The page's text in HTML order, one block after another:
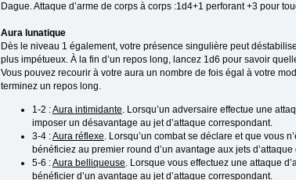
Dague. Attaque d’arme de corps à corps :1d4+1 perforant +3 pour
Aura lunatique
Dès le niveau 1 également, votre présence singulière peut
plus impétueux. À la fin d’un repos long, lancez 1d6 pour savoir
Vous pouvez recourir à votre aura un nombre de fois égal à votre
terminez un repos long.
1-2 :Aura intimidante . Lorsqu’un adversaire effectue une
imposer un désavantage au jet d’attaque correspondant.
3-4 :Aura réflexe . Lorsqu’un combat se déclare et que vous
bénéficiez au premier round d’un avantage aux jets
5-6 :Aura belliqueuse . Lorsque vous effectuez une attaque
bénéficier d’un avantage au jet d’attaque correspondant.